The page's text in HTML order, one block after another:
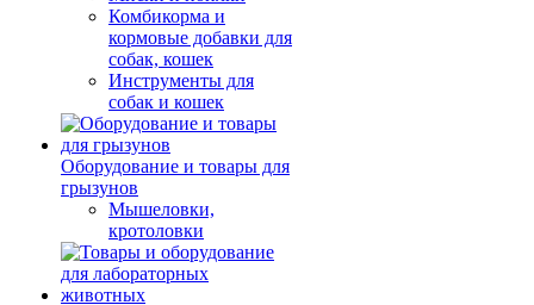
Комбикорма и
кормовые добавки для
собак, кошек
Инструменты для
собак и кошек
Оборудование и товары для
грызунов
Мышеловки,
кротоловки